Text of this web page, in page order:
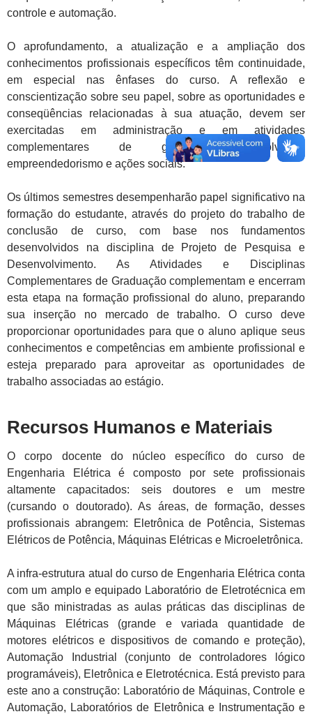
controle e automação.
O aprofundamento, a atualização e a ampliação dos
conhecimentos profissionais específicos têm continuidade,
em especial nas ênfases do curso. A reflexão e
conscientização sobre seu papel, sobre as oportunidades e
conseqüências relacionadas à sua atuação, devem ser
exercitadas em administração e em atividades
complementares de graduação, envolvendo
empreendedorismo e ações sociais.
Os últimos semestres desempenharão papel significativo na
formação do estudante, através do projeto do trabalho de
conclusão de curso, com base nos fundamentos
desenvolvidos na disciplina de Projeto de Pesquisa e
Desenvolvimento. As Atividades e Disciplinas
Complementares de Graduação complementam e encerram
esta etapa na formação profissional do aluno, preparando
sua inserção no mercado de trabalho. O curso deve
proporcionar oportunidades para que o aluno aplique seus
conhecimentos e competências em ambiente profissional e
esteja preparado para aproveitar as oportunidades de
trabalho associadas ao estágio.
Recursos Humanos e Materiais
O corpo docente do núcleo específico do curso de
Engenharia Elétrica é composto por sete profissionais
altamente capacitados: seis doutores e um mestre
(cursando o doutorado). As áreas, de formação, desses
profissionais abrangem: Eletrônica de Potência, Sistemas
Elétricos de Potência, Máquinas Elétricas e Microeletrônica.
A infra-estrutura atual do curso de Engenharia Elétrica conta
com um amplo e equipado Laboratório de Eletrotécnica em
que são ministradas as aulas práticas das disciplinas de
Máquinas Elétricas (grande e variada quantidade de
motores elétricos e dispositivos de comando e proteção),
Automação Industrial (conjunto de controladores lógico
programáveis), Eletrônica e Eletrotécnica. Está previsto para
este ano a construção: Laboratório de Máquinas, Controle e
Automação, Laboratórios de Eletrônica e Instrumentação e